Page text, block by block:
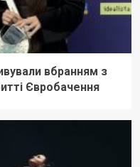
вбранням з
Євробачення